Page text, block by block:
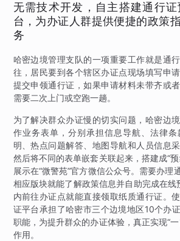
无需技术开发，自主搭建通行
台，为办证人群提供便捷的政策
务
哈密边境管理支队的一项重要工作就是通
往，居民要到各个辖区办证点现场填写申
提交申领通行证，如果申请材料未带齐或
需要二次上门或空跑一趟。
为了解决群众办证慢的切实问题，哈密边
作业务表单，分别承担信息导航、法律
明、热点问题解答、地图导航和人员信息
然后将不同的表单嵌套关联起来，搭建成“
展示在“微警苑”官方微信公众号。需要办理
相应版块就能了解政策信息并自助完成在线
内前往办证点就能直接领取纸质通行证。
证平台承担了哈密市三个边境地区10个办
职能，为提升群众的办证体验，真正实现“
作用。